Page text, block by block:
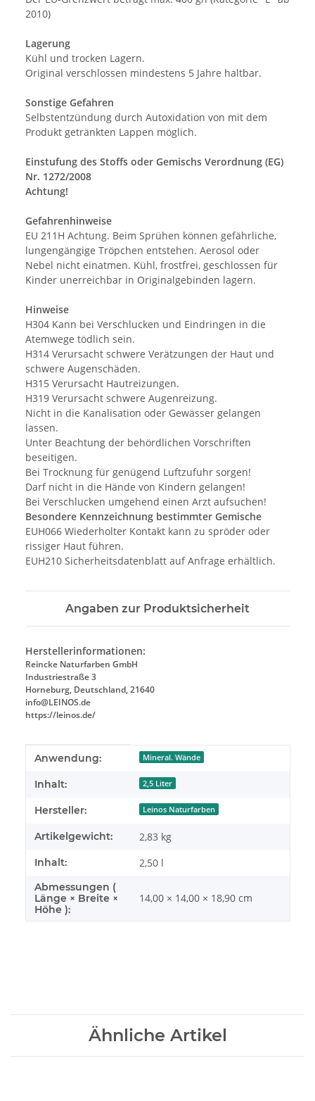
2010)
Lagerung
Kühl und trocken Lagern.
Original verschlossen mindestens 5 Jahre haltbar.
Sonstige Gefahren
Selbstentzündung durch Autoxidation von mit dem
Produkt getränkten Lappen möglich.
Einstufung des Stoffs oder Gemischs Verordnung (EG)
Nr. 1272/2008
Achtung!
Gefahrenhinweise
EU 211H Achtung. Beim Sprühen können gefährliche,
lungengängige Tröpchen entstehen. Aerosol oder
Nebel nicht einatmen. Kühl, frostfrei, geschlossen für
Kinder unerreichbar in Originalgebinden lagern.
Hinweise
H304 Kann bei Verschlucken und Eindringen in die
Atemwege tödlich sein.
H314 Verursacht schwere Verätzungen der Haut und
schwere Augenschäden.
H315 Verursacht Hautreizungen.
H319 Verursacht schwere Augenreizung.
Nicht in die Kanalisation oder Gewässer gelangen
lassen.
Unter Beachtung der behördlichen Vorschriften
beseitigen.
Bei Trocknung für genügend Luftzufuhr sorgen!
Darf nicht in die Hände von Kindern gelangen!
Bei Verschlucken umgehend einen Arzt aufsuchen!
Besondere Kennzeichnung bestimmter Gemische
EUH066 Wiederholter Kontakt kann zu spröder oder
rissiger Haut führen.
EUH210 Sicherheitsdatenblatt auf Anfrage erhältlich.
Angaben zur Produktsicherheit
Herstellerinformationen:
Reincke Naturfarben GmbH
Industriestraße 3
Horneburg, Deutschland, 21640
info@LEINOS.de
https://leinos.de/
Produkteigenschaft
Wert
Anwendung: Mineral. Wände
Inhalt: 2,5 Liter
Hersteller: Leinos Naturfarben
Artikelgewicht: 2,83 kg
Inhalt: 2,50 l
Abmessungen (
Länge × Breite ×
Höhe ):
14,00 × 14,00 × 18,90 cm
Ähnliche Artikel